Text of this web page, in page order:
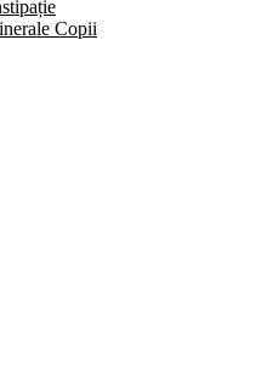
Copii